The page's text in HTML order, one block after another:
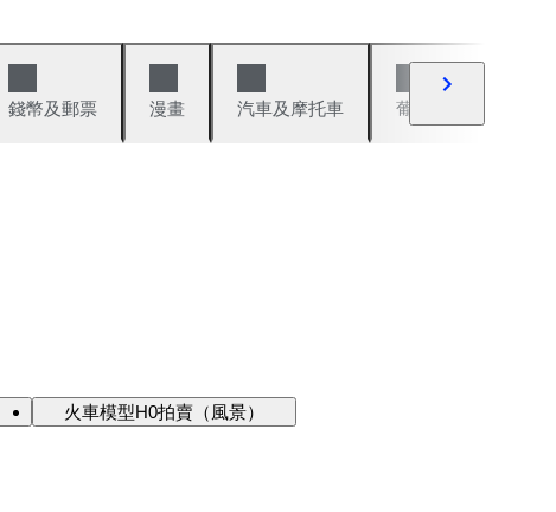
錢幣及郵票 漫畫 汽車及摩托車 葡萄酒與烈酒
火車模型H0拍賣（風景）